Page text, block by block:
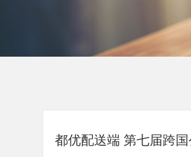
都优配送端 第七届跨